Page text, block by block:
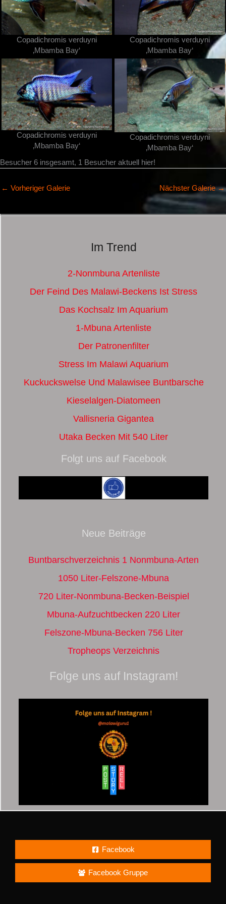
Copadichromis verduyni
‚Mbamba Bay‘
Copadichromis verduyni
‚Mbamba Bay‘
Copadichromis verduyni
‚Mbamba Bay‘
Copadichromis verduyni
‚Mbamba Bay‘
Besucher 6 insgesamt, 1 Besucher aktuell hier!
← Vorheriger Galerie Nächster Galerie→
Im Trend
2-Nonmbuna Artenliste
Der Feind Des Malawi-Beckens Ist Stress
Das Kochsalz Im Aquarium
1-Mbuna Artenliste
Der Patronenfilter
Stress Im Malawi Aquarium
Kuckuckswelse Und Malawisee Buntbarsche
Kieselalgen-Diatomeen
Vallisneria Gigantea
Utaka Becken Mit 540 Liter
Folgt uns auf Facebook
Neue Beiträge
Buntbarschverzeichnis 1 Nonmbuna-Arten
1050 Liter-Felszone-Mbuna
720 Liter-Nonmbuna-Becken-Beispiel
Mbuna-Aufzuchtbecken 220 Liter
Felszone-Mbuna-Becken 756 Liter
Tropheops Verzeichnis
Folge uns auf Instagram!
Facebook
Facebook Gruppe